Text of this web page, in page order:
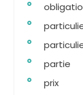
partie
prix